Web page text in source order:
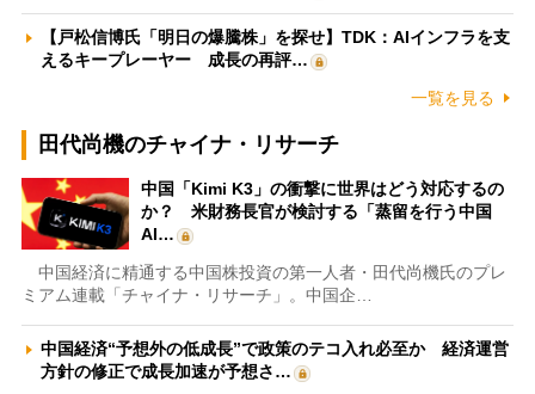
【戸松信博氏「明日の爆騰株」を探せ】TDK：AIインフラを支
えるキープレーヤー 成長の再評…
一覧を見る
田代尚機のチャイナ・リサーチ
中国「Kimi K3」の衝撃に世界はどう対応するの
か？ 米財務長官が検討する「蒸留を行う中国
AI…
中国経済に精通する中国株投資の第一人者・田代尚機氏のプレ
ミアム連載「チャイナ・リサーチ」。中国企…
中国経済“予想外の低成長”で政策のテコ入れ必至か 経済運営
方針の修正で成長加速が予想さ…